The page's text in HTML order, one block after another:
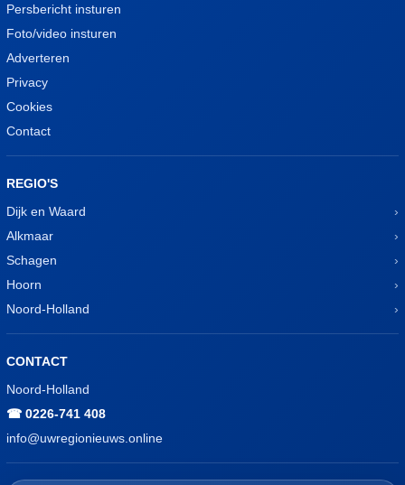
Persbericht insturen
Foto/video insturen
Adverteren
Privacy
Cookies
Contact
REGIO'S
Dijk en Waard
Alkmaar
Schagen
Hoorn
Noord-Holland
CONTACT
Noord-Holland
☎ 0226-741 408
info@uwregionieuws.online